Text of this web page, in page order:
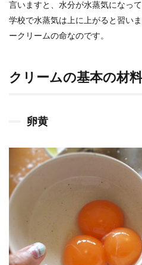
言いますと、水分が水蒸気になっ
学校で水蒸気は上に上がると習い
ークリームの命なのです。
クリームの基本の材料
卵黄